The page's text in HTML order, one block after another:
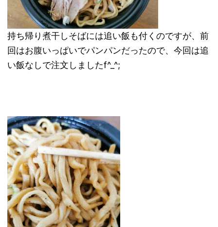
持ち帰り煮干しそばには追い飯も付くのですが、前
回はお腹いっぱいでパンパンだったので、今回は追
い飯なしで注文しましたf^_^;